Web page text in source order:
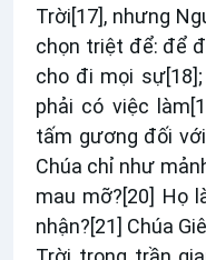
Trời[17], nhưng
chọn triệt để: để
cho đi mọi sự[18]
phải có việc làm
tấm gương đối
Chúa chỉ như
mau mỡ?[20] Họ
nhận?[21] Chúa